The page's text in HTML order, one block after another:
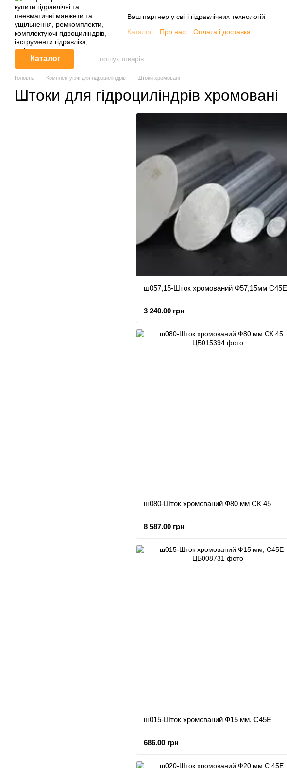
Перейти до основного контенту
Ваш партнер у світі гідравлічних технологій
Каталог
Про нас
Оплата і доставка
Корисна інформація, Каталоги
Відгуки про магазин
Каталог
Головна Комплектуючі для гідроциліндрів Штоки хромовані
Штоки для гідроциліндрів хромовані
ш057,15-Шток хромований Ф57,15мм С45Е
3 240.00 грн
ш080-Шток хромований Ф80 мм СК 45
8 587.00 грн
ш015-Шток хромований Ф15 мм, С45Е
686.00 грн